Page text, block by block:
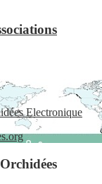
Electronique